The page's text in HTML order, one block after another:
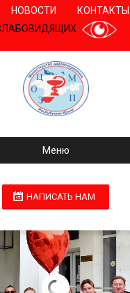
НОВОСТИ
КОНТАКТЫ
Меню
НАПИСАТЬ НАМ